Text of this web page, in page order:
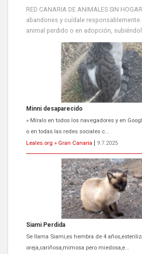
RED CANARIA DE ANIMALES SIN
abandones y cuídale
animal perdido o en adopción,
Minni desaparecido
» Míralo en todos los navegadores y en
o en todas las redes sociales c...
Leales.org » Gran Canaria
9.7.2025
Siami Perdida
Se llama Siami,es hembra de 4
oreja,cariñosa,mimosa pero miedosa,e...